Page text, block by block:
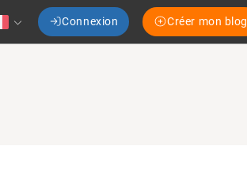
Connexion Créer mon blog